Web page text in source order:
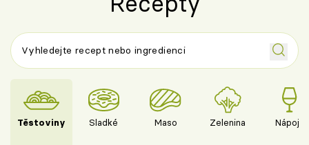
Těstoviny Sladké Maso Zelenina Nápoje